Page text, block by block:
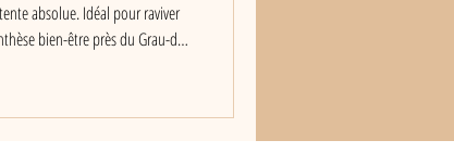
absolue. Idéal pour raviver
bien-être près du Grau-du-